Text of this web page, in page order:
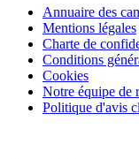
Annuaire des
Mentions légales
Charte de
Conditions
Cookies
Notre équipe de
Politique d'avis